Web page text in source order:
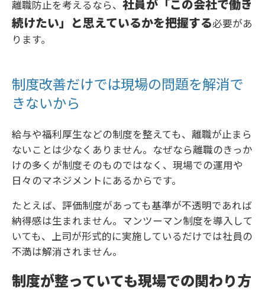
離職防止を考えるなら、 社員が「この会社で働き
続けたい」と思えているかを把握する必要があ
ります。
制度改善だけでは現場の問題を解消で
きないから
給与や福利厚生などの制度を整えても、離職が止まら
ないことは少なくありません。なぜなら離職のきっか
けの多くが制度そのものではなく、現場での運用や
日々のマネジメントにあるからです。
たとえば、評価制度があっても基準が不透明であれば
納得感は生まれません。マンツーマン制度を導入して
いても、上司が形式的に実施しているだけでは社員の
不満は解消されません。
制度が整っていても現場での関わり方